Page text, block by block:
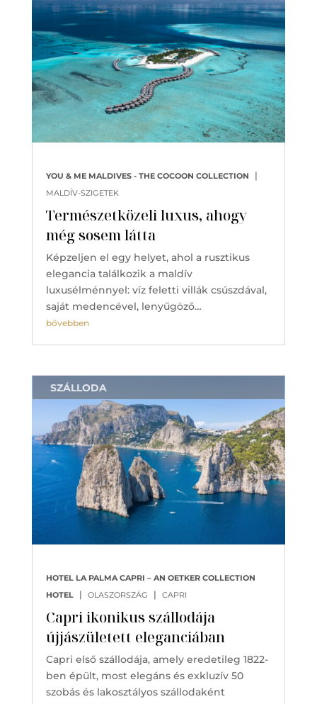
Természetközeli luxus, ahogy
még sosem látta
YOU & ME MALDIVES - THE COCOON COLLECTION |
MALDÍV-SZIGETEK
Képzeljen el egy helyet, ahol a rusztikus
elegancia találkozik a maldív
luxusélménnyel: víz feletti villák csúszdával,
saját medencével, lenyűgöző…
bővebben
Capri ikonikus szállodája
újjászületett eleganciában
HOTEL LA PALMA CAPRI – AN OETKER COLLECTION
HOTEL
| OLASZORSZÁG | CAPRI
SZÁLLODA
Capri első szállodája, amely eredetileg 1822-
ben épült, most elegáns és exkluzív 50
szobás és lakosztályos szállodaként